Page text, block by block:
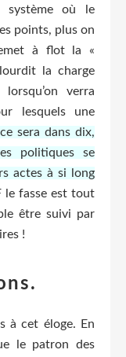
système où le
points, plus on
à flot la «
la charge
verra
lesquels une
sera dans dix,
politiques se
actes à si long
le fasse est tout
être suivi par
!
à cet éloge. En
le patron des